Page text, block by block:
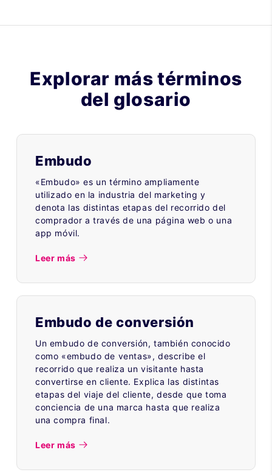
Explorar más términos
del glosario
Embudo
«Embudo» es un término ampliamente
utilizado en la industria del marketing y
denota las distintas etapas del recorrido del
comprador a través de una página web o una
app móvil.
Leer más
Embudo de conversión
Un embudo de conversión, también conocido
como «embudo de ventas», describe el
recorrido que realiza un visitante hasta
convertirse en cliente. Explica las distintas
etapas del viaje del cliente, desde que toma
conciencia de una marca hasta que realiza
una compra final.
Leer más